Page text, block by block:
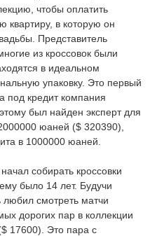
чтобы оплатить
квартиру, в которую он
Представитель
из кроссовок были
в идеальном
упаковку. Это первый
под кредит компания
был найден эксперт для
юаней ($ 320390),
в 1000000 юаней.
собирать кроссовки
было 14 лет. Будучи
смотреть матчи
дорогих пар в коллекции
17600). Это пара с